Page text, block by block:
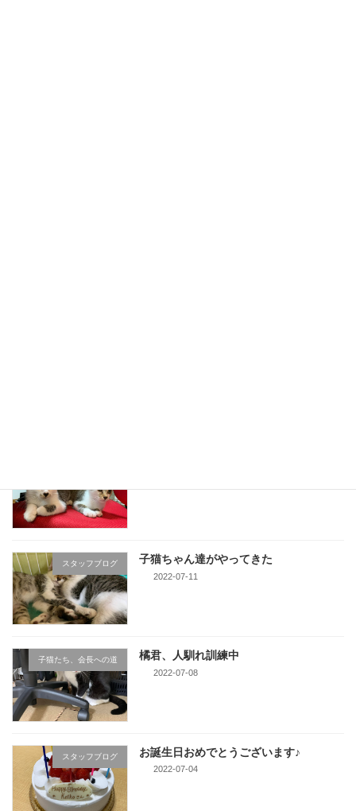
スタッフブログ 子猫ちゃん達がやってきた
2022-07-11
子猫たち、会長への道 橘君、人馴れ訓練中
2022-07-08
スタッフブログ お誕生日おめでとうございます♪
2022-07-04